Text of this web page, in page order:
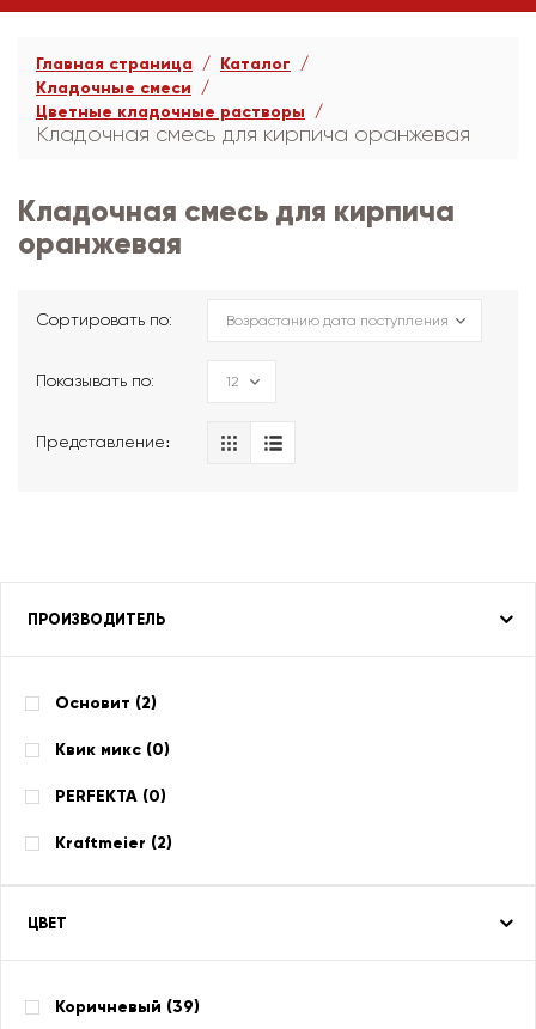
Главная страница
Каталог
Кладочные смеси
Цветные кладочные растворы
Кладочная смесь для кирпича оранжевая
Кладочная смесь для кирпича
оранжевая
Сортировать по:
Показывать по:
Представление։
ПРОИЗВОДИТЕЛЬ
Основит (2)
Квик микс (0)
PERFEKTA (0)
Kraftmeier (2)
ЦВЕТ
Коричневый (39)